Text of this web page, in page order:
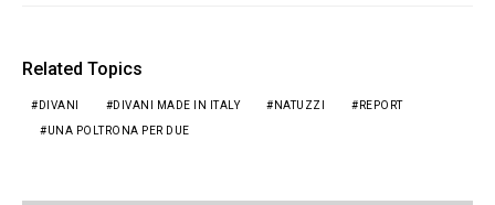
Related Topics
DIVANI DIVANI MADE IN ITALY NATUZZI REPORT
UNA POLTRONA PER DUE